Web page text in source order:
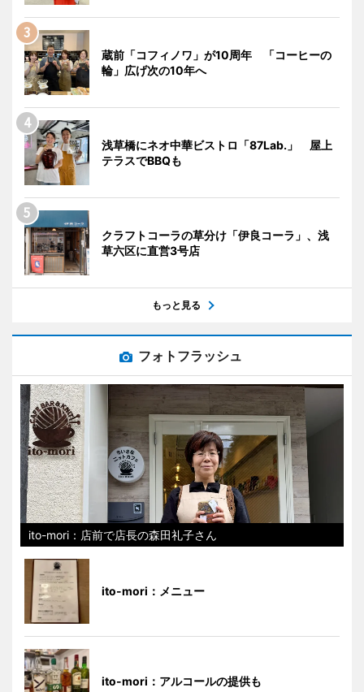
蔵前「コフィノワ」が10周年 「コーヒーの
輪」広げ次の10年へ
浅草橋にネオ中華ビストロ「87Lab.」 屋上
テラスでBBQも
クラフトコーラの草分け「伊良コーラ」、浅
草六区に直営3号店
もっと見る
フォトフラッシュ
ito-mori：店前で店長の森田礼子さん
ito-mori：メニュー
ito-mori：アルコールの提供も